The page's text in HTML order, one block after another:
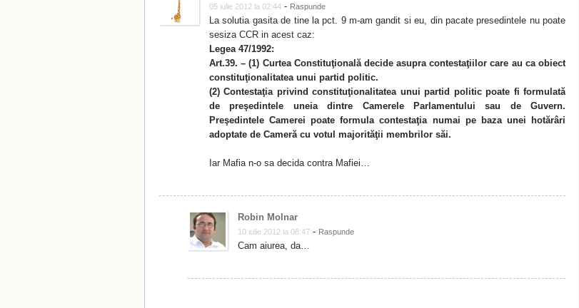
05 iulie 2012 la 02:44 - Raspunde
La solutia gasita de tine la pct. 9 m-am gandit si eu, din pacate presedintele nu poate
sesiza CCR in acest caz:
Legea 47/1992:
Art.39. – (1) Curtea Constituţională decide asupra contestaţiilor care au ca obiect
constituţionalitatea unui partid politic.
(2) Contestaţia privind constituţionalitatea unui partid politic poate fi formulată
depreşedintele uneia dintre Camerele Parlamentului sau de Guvern.
Preşedintele Camerei poate formula contestaţia numai pe baza unei hotărâri
adoptate de Cameră cu votul majorităţii membrilor săi.
Iar Mafia n-o sa decida contra Mafiei…
Robin Molnar
10 iulie 2012 la 08:47 - Raspunde
Cam aiurea, da…